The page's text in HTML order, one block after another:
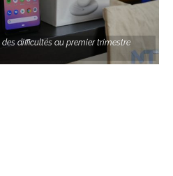
difficultés au premier trimestre